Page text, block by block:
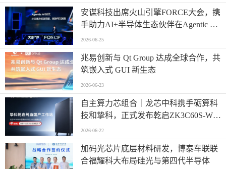
安谋科技出席火山引擎FORCE大会，携
手助力AI+半导体生态伙伴在Agentic AI
时代高效创新
2026-06-25
兆易创新与 Qt Group 达成全球合作，共
筑嵌入式 GUI 新生态
2026-06-23
自主算力芯组合｜龙芯中科携手砺算科
技和挚科，正式发布乾启ZK3C60S-W全
自研国产专业工作站
2026-06-22
加码光芯片底层材料研发，博泰车联联
合福耀科大布局硅光与第四代半导体